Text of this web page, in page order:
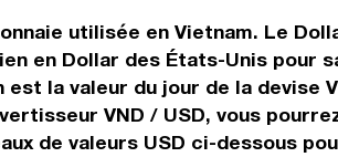
utilisée en Vietnam. Le
en Dollar des États-Unis pour
est la valeur du jour de la
VND / USD, vous
de valeurs USD ci-dessous